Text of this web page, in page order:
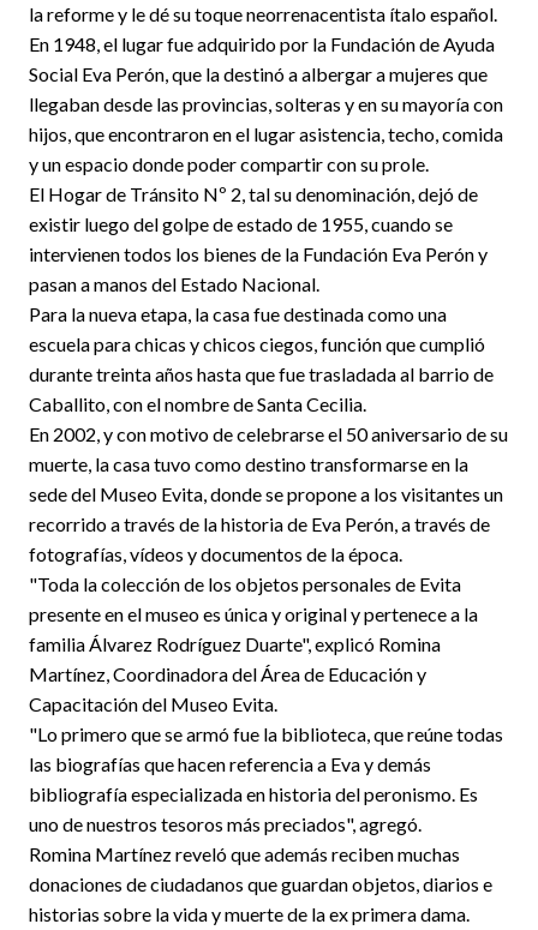
la reforme y le dé su toque neorrenacentista ítalo español.
En 1948, el lugar fue adquirido por la Fundación de Ayuda
Social Eva Perón, que la destinó a albergar a mujeres que
llegaban desde las provincias, solteras y en su mayoría con
hijos, que encontraron en el lugar asistencia, techo, comida
y un espacio donde poder compartir con su prole.
El Hogar de Tránsito Nº 2, tal su denominación, dejó de
existir luego del golpe de estado de 1955, cuando se
intervienen todos los bienes de la Fundación Eva Perón y
pasan a manos del Estado Nacional.
Para la nueva etapa, la casa fue destinada como una
escuela para chicas y chicos ciegos, función que cumplió
durante treinta años hasta que fue trasladada al barrio de
Caballito, con el nombre de Santa Cecilia.
En 2002, y con motivo de celebrarse el 50 aniversario de su
muerte, la casa tuvo como destino transformarse en la
sede del Museo Evita, donde se propone a los visitantes un
recorrido a través de la historia de Eva Perón, a través de
fotografías, vídeos y documentos de la época.
"Toda la colección de los objetos personales de Evita
presente en el museo es única y original y pertenece a la
familia Álvarez Rodríguez Duarte", explicó Romina
Martínez, Coordinadora del Área de Educación y
Capacitación del Museo Evita.
"Lo primero que se armó fue la biblioteca, que reúne todas
las biografías que hacen referencia a Eva y demás
bibliografía especializada en historia del peronismo. Es
uno de nuestros tesoros más preciados", agregó.
Romina Martínez reveló que además reciben muchas
donaciones de ciudadanos que guardan objetos, diarios e
historias sobre la vida y muerte de la ex primera dama.